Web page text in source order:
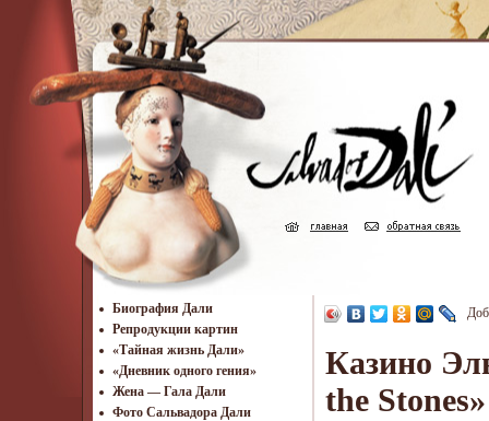
Биография Дали
Репродукции картин
«Тайная жизнь Дали»
«Дневник одного гения»
Жена — Гала Дали
Фото Сальвадора Дали
Казино
the Stones»